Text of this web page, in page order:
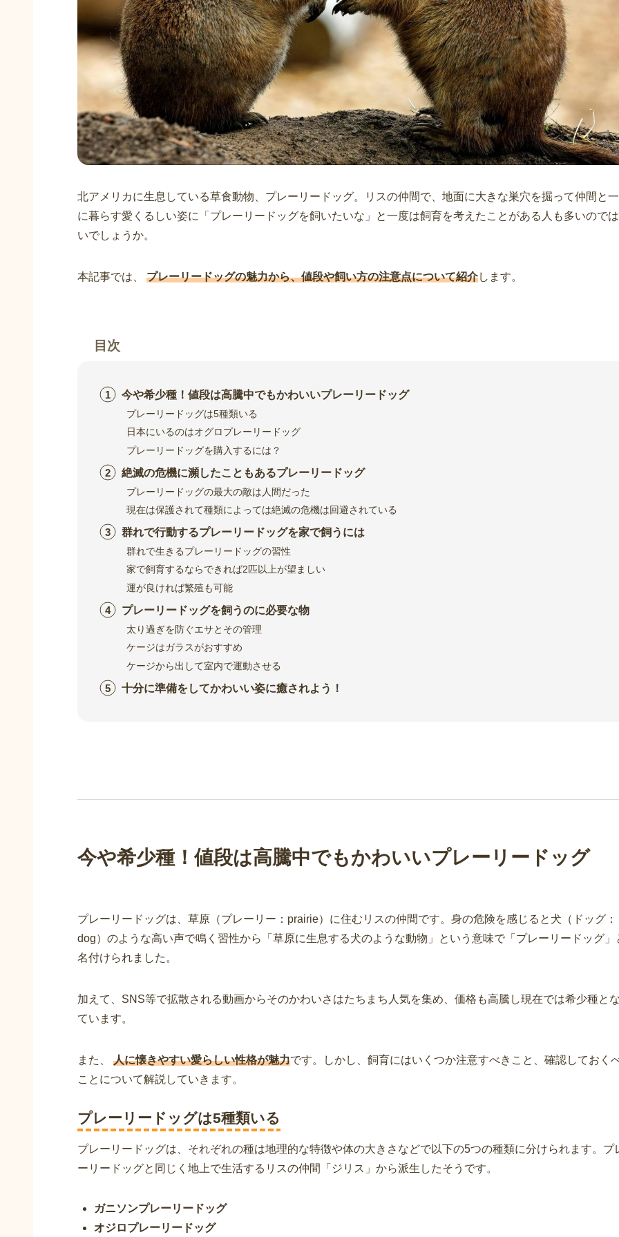
北アメリカに生息している草食動物、プレーリードッグ。リスの仲間で、地面に大きな巣穴を掘って仲間と
に暮らす愛くるしい姿に「プレーリードッグを飼いたいな」と一度は飼育を考えたことがある人も多いので
いでしょうか。
本記事では、 プレーリードッグの魅力から、値段や飼い方の注意点について紹介します。
目次
今や希少種！値段は高騰中でもかわいいプレーリードッグ
プレーリードッグは5種類いる
日本にいるのはオグロプレーリードッグ
プレーリードッグを購入するには？
絶滅の危機に瀕したこともあるプレーリードッグ
プレーリードッグの最大の敵は人間だった
現在は保護されて種類によっては絶滅の危機は回避されている
群れで行動するプレーリードッグを家で飼うには
群れで生きるプレーリードッグの習性
家で飼育するならできれば2匹以上が望ましい
運が良ければ繁殖も可能
プレーリードッグを飼うのに必要な物
太り過ぎを防ぐエサとその管理
ケージはガラスがおすすめ
ケージから出して室内で運動させる
十分に準備をしてかわいい姿に癒されよう！
今や希少種！値段は高騰中でもかわいいプレーリードッグ
プレーリードッグは、草原（プレーリー：prairie）に住むリスの仲間です。身の危険を感じると犬（ドッグ：
dog）のような高い声で鳴く習性から「草原に生息する犬のような動物」という意味で「プレーリードッグ」
名付けられました。
加えて、SNS等で拡散される動画からそのかわいさはたちまち人気を集め、価格も高騰し現在では希少種と
ています。
また、 人に懐きやすい愛らしい性格が魅力です。しかし、飼育にはいくつか注意すべきこと、確認しておく
ことについて解説していきます。
プレーリードッグは5種類いる
プレーリードッグは、それぞれの種は地理的な特徴や体の大きさなどで以下の5つの種類に分けられます。プ
ーリードッグと同じく地上で生活するリスの仲間「ジリス」から派生したそうです。
ガニソンプレーリードッグ
オジロプレーリードッグ